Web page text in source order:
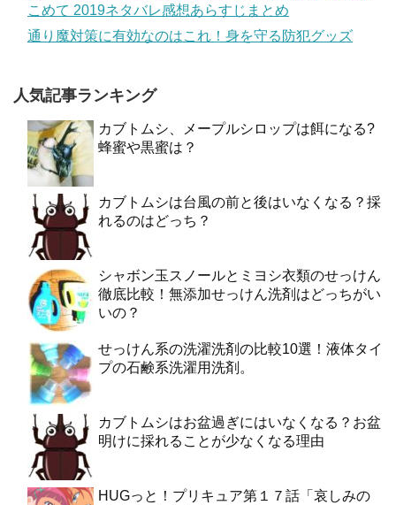
こめて 2019ネタバレ感想あらすじまとめ
通り魔対策に有効なのはこれ！身を守る防犯グッズ
人気記事ランキング
カブトムシ、メープルシロップは餌になる?
蜂蜜や黒蜜は？
カブトムシは台風の前と後はいなくなる？採
れるのはどっち？
シャボン玉スノールとミヨシ衣類のせっけん
徹底比較！無添加せっけん洗剤はどっちがい
いの？
せっけん系の洗濯洗剤の比較10選！液体タイ
プの石鹸系洗濯用洗剤。
カブトムシはお盆過ぎにはいなくなる？お盆
明けに採れることが少なくなる理由
HUGっと！プリキュア第１７話「哀しみの